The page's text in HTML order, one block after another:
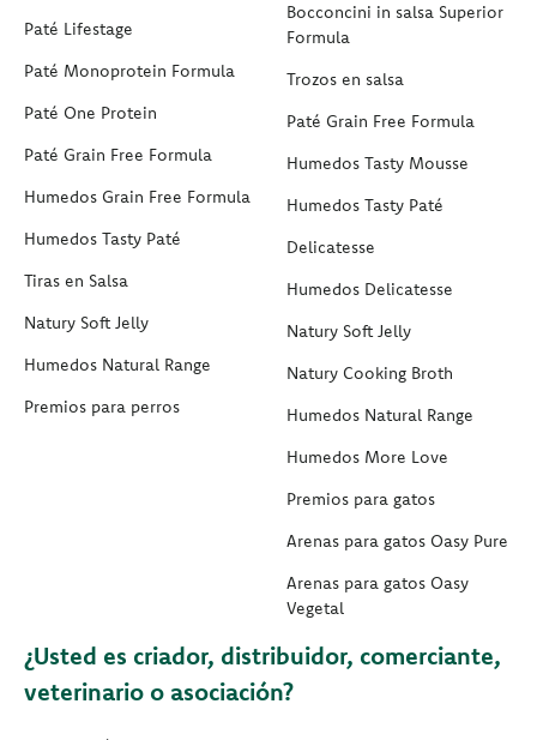
Paté Lifestage
Paté Monoprotein Formula
Paté One Protein
Paté Grain Free Formula
Humedos Grain Free Formula
Humedos Tasty Paté
Tiras en Salsa
Natury Soft Jelly
Humedos Natural Range
Premios para perros
Bocconcini in salsa Superior
Formula
Trozos en salsa
Paté Grain Free Formula
Humedos Tasty Mousse
Humedos Tasty Paté
Delicatesse
Humedos Delicatesse
Natury Soft Jelly
Natury Cooking Broth
Humedos Natural Range
Humedos More Love
Premios para gatos
Arenas para gatos Oasy Pure
Arenas para gatos Oasy
Vegetal
¿Usted es criador, distribuidor, comerciante,
veterinario o asociación?